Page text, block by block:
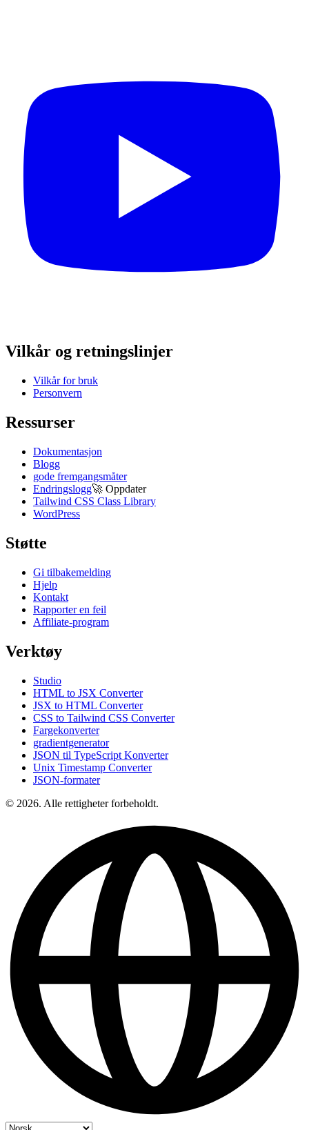
Vilkår og retningslinjer
Vilkår for bruk
Personvern
Ressurser
Dokumentasjon
Blogg
gode fremgangsmåter
Endringslogg🚀 Oppdater
Tailwind CSS Class Library
WordPress
Støtte
Gi tilbakemelding
Hjelp
Kontakt
Rapporter en feil
Affiliate-program
Verktøy
Studio
HTML to JSX Converter
JSX to HTML Converter
CSS to Tailwind CSS Converter
Fargekonverter
gradientgenerator
JSON til TypeScript Konverter
Unix Timestamp Converter
JSON-formater
© 2026. Alle rettigheter forbeholdt.